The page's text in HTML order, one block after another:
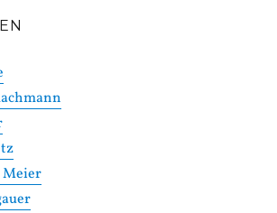
Meier